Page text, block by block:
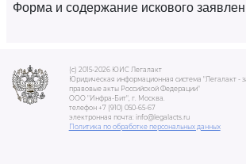
Форма и содержание искового
(c) 2015-2026 ЮИС Легалакт
Юридическая информационная система "Легалакт -
правовые акты Российской Федерации"
ООО "Инфра-Бит", г. Москва.
телефон +7 (910) 050-65-67
электронная почта: info@legalacts.ru
Политика по обработке персональных данных